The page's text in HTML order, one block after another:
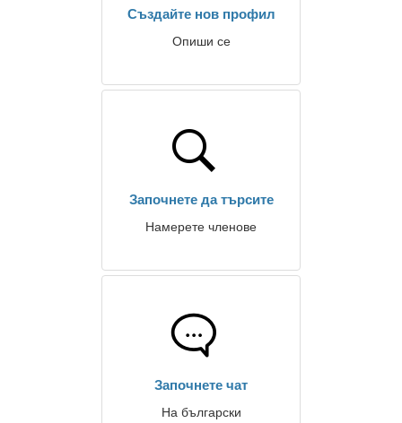
Създайте нов профил
Опиши се
Започнете да търсите
Намерете членове
Започнете чат
На български